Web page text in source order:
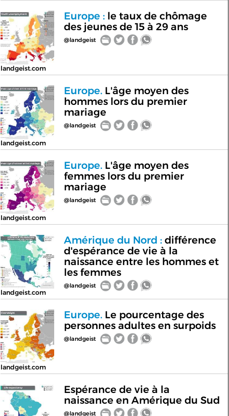
landgeist.com
Europe :le taux de chômage
des jeunes de 15 à 29 ans
@landgeist
landgeist.com
Europe.L'âge moyen des
hommes lors du premier
mariage
@landgeist
landgeist.com
Europe.L'âge moyen des
femmes lors du premier
mariage
@landgeist
landgeist.com
Amérique du Nord :différence
d'espérance de vie à la
naissance entre les hommes et
les femmes
@landgeist
landgeist.com
Europe.Le pourcentage des
personnes adultes en surpoids
@landgeist
Espérance de vie à la
naissance en Amérique du Sud
@landgeist